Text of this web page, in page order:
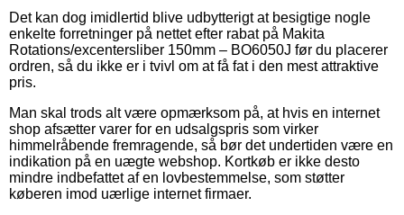
Det kan dog imidlertid blive udbytterigt at besigtige nogle
enkelte forretninger på nettet efter rabat på Makita
Rotations/excentersliber 150mm – BO6050J før du placerer
ordren, så du ikke er i tvivl om at få fat i den mest attraktive
pris.
Man skal trods alt være opmærksom på, at hvis en internet
shop afsætter varer for en udsalgspris som virker
himmelråbende fremragende, så bør det undertiden være en
indikation på en uægte webshop. Kortkøb er ikke desto
mindre indbefattet af en lovbestemmelse, som støtter
køberen imod uærlige internet firmaer.